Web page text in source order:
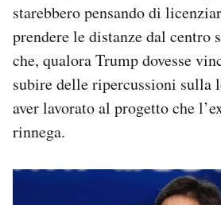
starebbero pensando di
prendere le distanze dal centro
che, qualora Trump dovesse
subire delle ripercussioni sulla
aver lavorato al progetto che
rinnega.